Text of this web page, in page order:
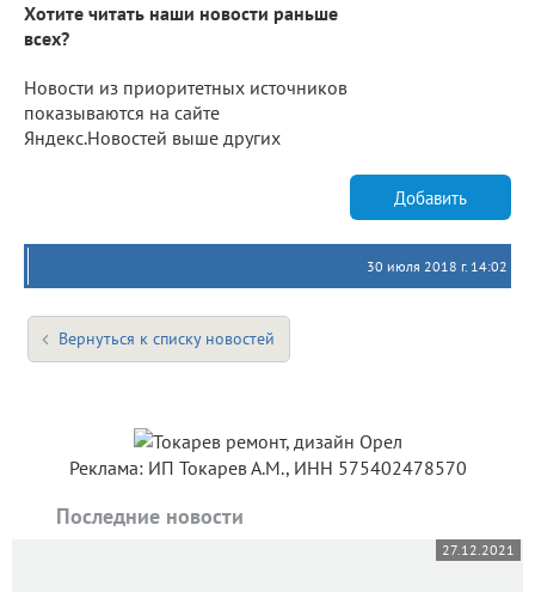
Хотите читать наши новости раньше
всех?
Новости из приоритетных источников
показываются на сайте
Яндекс.Новостей выше других
Добавить
30 июля 2018 г. 14:02
Вернуться к списку новостей
Реклама: ИП Токарев А.М., ИНН 575402478570
Последние новости
27.12.2021